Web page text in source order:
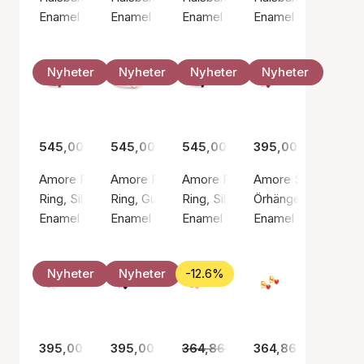
Enamel CopenhagenEnamel CopenhagenEnamel Copenhagen
Enamel
Nyheter
545,00 kr
Amore Ring Bordeaux
Ring, Silverfärg / Silver sterling 925
Enamel Copenhagen
Nyheter
545,00 kr
Amore Ring Daisy
Ring, Guldfärg / Guldpläterat sterlingsilver 925
Enamel Copenhagen
Nyheter
545,00 kr
Amore Ring Indigo Blue
Ring, Silverfärg / Silver sterling
Enamel Copenhagen
Nyheter
395,00 kr
Amore Studs
Örhängen,
Enamel
Nyheter
395,00 kr
Nyheter
395,00 kr
-12.6%
364,86 kr 319,00 kr
364,86 kr